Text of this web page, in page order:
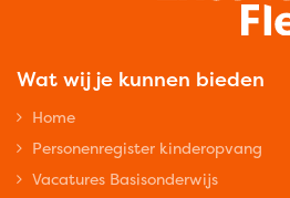
Wat wij je kunnen bieden
Home
Personenregister kinderopvang
Vacatures Basisonderwijs